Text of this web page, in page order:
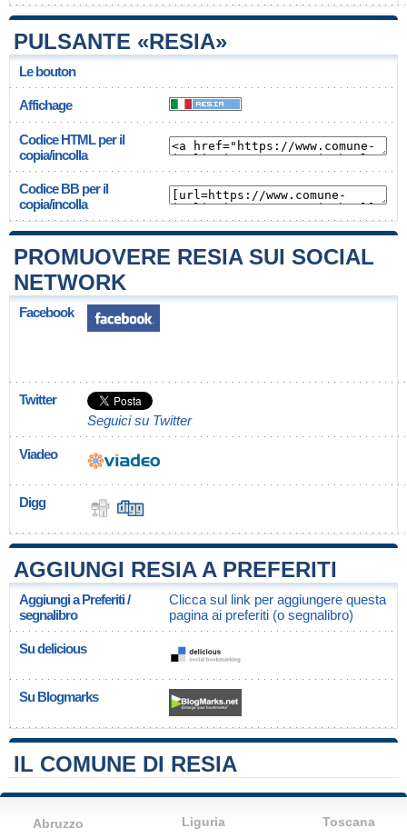
PULSANTE «RESIA»
Le bouton
Affichage
Codice HTML per il
copia/incolla
Codice BB per il
copia/incolla
PROMUOVERE RESIA SUI SOCIAL
NETWORK
Facebook
Twitter
Seguici su Twitter
Viadeo
Digg
AGGIUNGI RESIA A PREFERITI
Aggiungi a Preferiti /
segnalibro
Clicca sul link per aggiungere questa
pagina ai preferiti (o segnalibro)
Su delicious
Su Blogmarks
IL COMUNE DI RESIA
Abruzzo
Liguria
Toscana